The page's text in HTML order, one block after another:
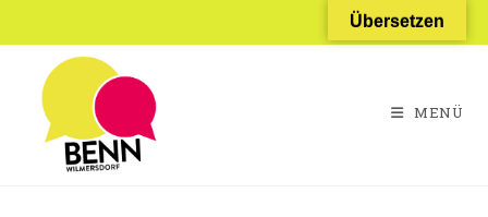
Inhalt
springen
MENÜ
Übersetzen